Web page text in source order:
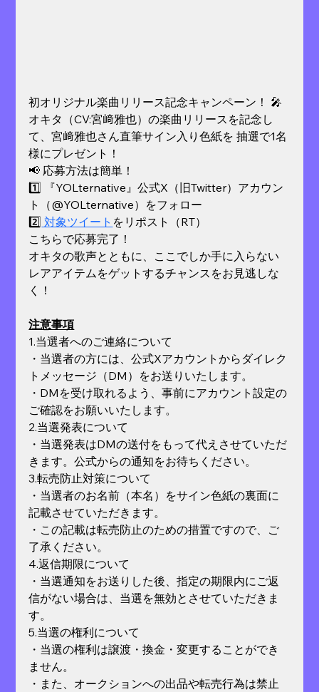
初オリジナル楽曲リリース記念キャンペーン！ 🎤
オキタ（CV:宮﨑雅也）の楽曲リリースを記念し
て、宮﨑雅也さん直筆サイン入り色紙を 抽選で1名
様にプレゼント！
📢 応募方法は簡単！
1️⃣ 『YOLternative』公式X（旧Twitter）アカウン
ト（@YOLternative）をフォロー
2️⃣ 対象ツイート をリポスト（RT）
こちらで応募完了！
オキタの歌声とともに、ここでしか手に入らない
レアアイテムをゲットするチャンスをお見逃しな
く！
注意事項
1.当選者へのご連絡について
・当選者の方には、公式Xアカウントからダイレク
トメッセージ（DM）をお送りいたします。
・DMを受け取れるよう、事前にアカウント設定の
ご確認をお願いいたします。
2.当選発表について
・当選発表はDMの送付をもって代えさせていただ
きます。公式からの通知をお待ちください。
3.転売防止対策について
・当選者のお名前（本名）をサイン色紙の裏面に
記載させていただきます。
・この記載は転売防止のための措置ですので、ご
了承ください。
4.返信期限について
・当選通知をお送りした後、指定の期限内にご返
信がない場合は、当選を無効とさせていただきま
す。
5.当選の権利について
・当選の権利は譲渡・換金・変更することができ
ません。
・また、オークションへの出品や転売行為は禁止